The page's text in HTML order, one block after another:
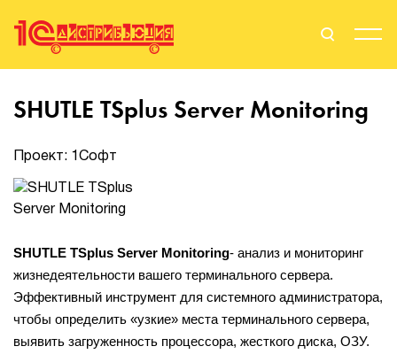
Поиск Вход
Партнерам
События
SHUTLE TSplus Server Monitoring
Проект: 1Софт
SHUTLE TSplus Server Monitoring- анализ и мониторинг
жизнедеятельности вашего терминального сервера.
Эффективный инструмент для системного администратора,
чтобы определить «узкие» места терминального сервера,
выявить загруженность процессора, жесткого диска, ОЗУ.